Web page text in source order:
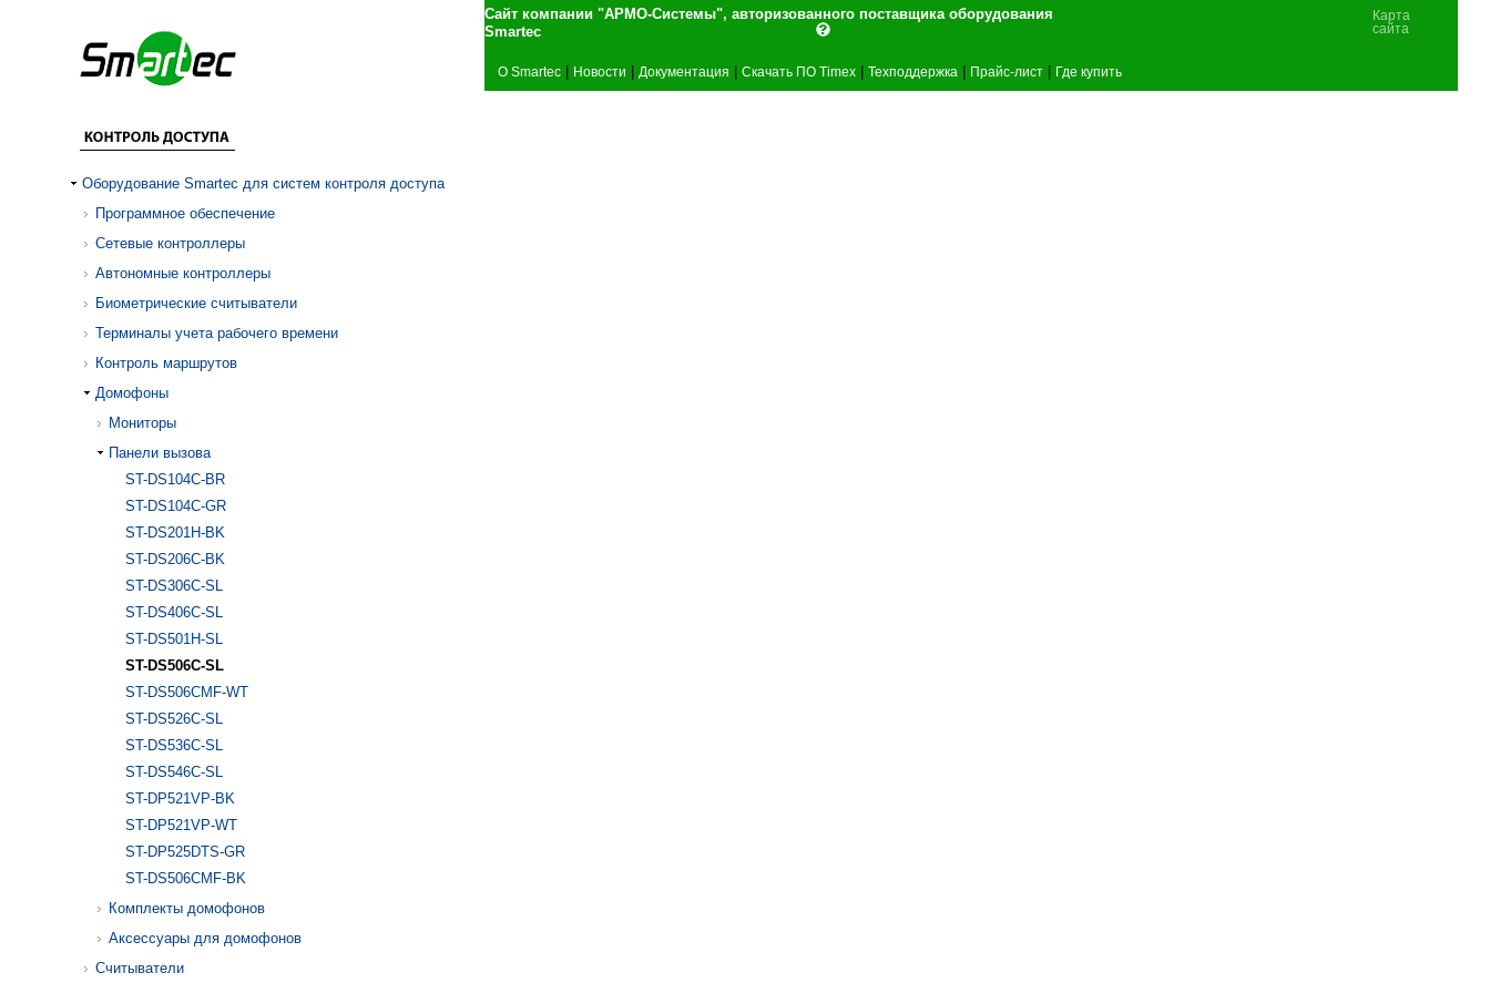
Сайт компании "АРМО-Системы", авторизованного поставщика оборудования
Smartec
Карта
сайта
О Smartec Новости Документация Скачать ПО Timex Техподдержка Прайс-лист Где купить
Оборудование Smartec для систем контроля доступа
Программное обеспечение
Сетевые контроллеры
Автономные контроллеры
Биометрические считыватели
Терминалы учета рабочего времени
Контроль маршрутов
Домофоны
Мониторы
Панели вызова
ST-DS104C-BR
ST-DS104С-GR
ST-DS201H-BK
ST-DS206C-BK
ST-DS306C-SL
ST-DS406C-SL
ST-DS501H-SL
ST-DS506C-SL
ST-DS506CMF-WT
ST-DS526C-SL
ST-DS536C-SL
ST-DS546C-SL
ST-DP521VP-BK
ST-DP521VP-WT
ST-DP525DTS-GR
ST-DS506CMF-BK
Комплекты домофонов
Аксессуары для домофонов
Считыватели